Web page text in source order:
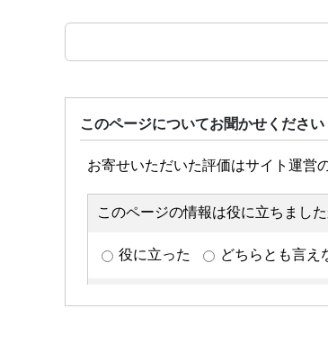
このページについてお聞かせください